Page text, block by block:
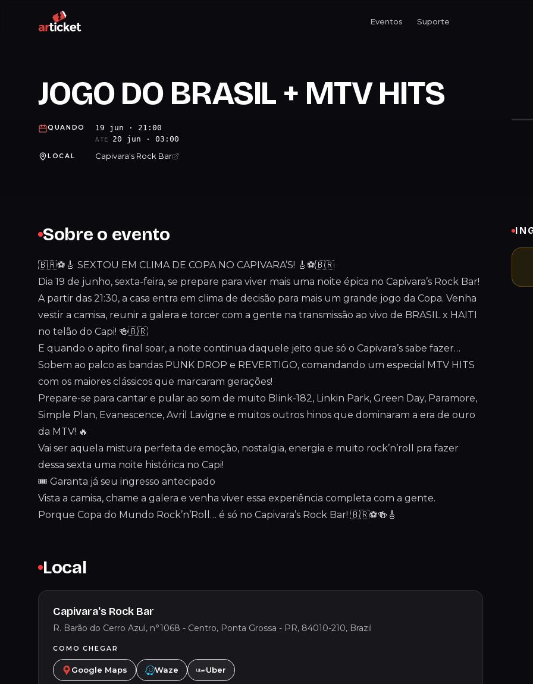
Eventos Suporte
JOGO DO BRASIL + MTV HITS
QUANDO 19 jun · 21:00
ATÉ 20 jun · 03:00
LOCAL Capivara's Rock Bar
Sobre o evento
🇧🇷⚽🎸 SEXTOU EM CLIMA DE COPA NO CAPIVARA’S! 🎸⚽🇧🇷
Dia 19 de junho, sexta-feira, se prepare para viver mais uma noite épica no Capivara’s Rock Bar!
A partir das 21:30, a casa entra em clima de decisão para mais um grande jogo da Copa. Venha
vestir a camisa, reunir a galera e torcer com a gente na transmissão ao vivo de BRASIL x HAITI
no telão do Capi! 🍻🇧🇷
E quando o apito final soar, a noite continua daquele jeito que só o Capivara’s sabe fazer…
Sobem ao palco as bandas PUNK DROP e REVERTIGO, comandando um especial MTV HITS
com os maiores clássicos que marcaram gerações!
Prepare-se para cantar e pular ao som de muito Blink-182, Linkin Park, Green Day, Paramore,
Simple Plan, Evanescence, Avril Lavigne e muitos outros hinos que dominaram a era de ouro
da MTV! 🔥
Vai ser aquela mistura perfeita de emoção, nostalgia, energia e muito rock’n’roll pra fazer
dessa sexta uma noite histórica no Capi!
🎟️ Garanta já seu ingresso antecipado
Vista a camisa, chame a galera e venha viver essa experiência completa com a gente.
Porque Copa do Mundo Rock’n’Roll… é só no Capivara’s Rock Bar! 🇧🇷⚽🍻🎸
Local
Capivara's Rock Bar
R. Barão do Cerro Azul, n°1068 - Centro, Ponta Grossa - PR, 84010-210, Brazil
COMO CHEGAR
Google Maps Waze Uber